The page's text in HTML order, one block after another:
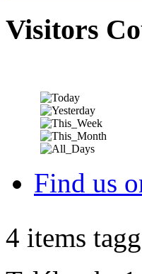
Visitors
Find us
4 items